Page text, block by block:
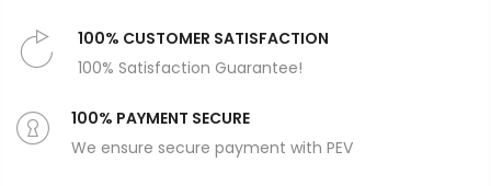
100% CUSTOMER SATISFACTION
100% Satisfaction Guarantee!
100% PAYMENT SECURE
We ensure secure payment with PEV